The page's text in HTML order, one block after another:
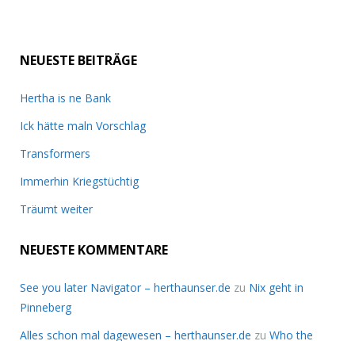
NEUESTE BEITRÄGE
Hertha is ne Bank
Ick hätte maln Vorschlag
Transformers
Immerhin Kriegstüchtig
Träumt weiter
NEUESTE KOMMENTARE
See you later Navigator – herthaunser.de zu Nix geht in
Pinneberg
Alles schon mal dagewesen – herthaunser.de zu Who the